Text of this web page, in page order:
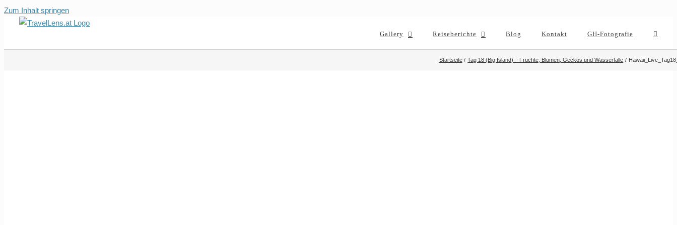
Zum Inhalt springen
Gallery Reiseberichte Blog Kontakt GH-Fotografie
Startseite Tag 18 (Big Island) – Früchte, Blumen, Geckos und Wasserfälle